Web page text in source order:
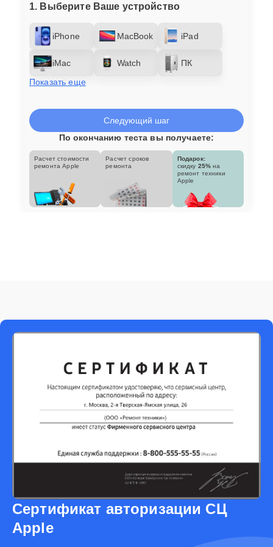
1. Выберите Ваше устройство
iPhone MacBook iPad
iMac Watch
ПК
Показать еще
Следующий шаг
По окончанию теста вы получаете:
Расчет стоимости
ремонта Apple
Расчет сроков
ремонта
Подарок:
скидку 25% на
ремонт техники
Apple
Сертификат авторизации СЦ
Apple